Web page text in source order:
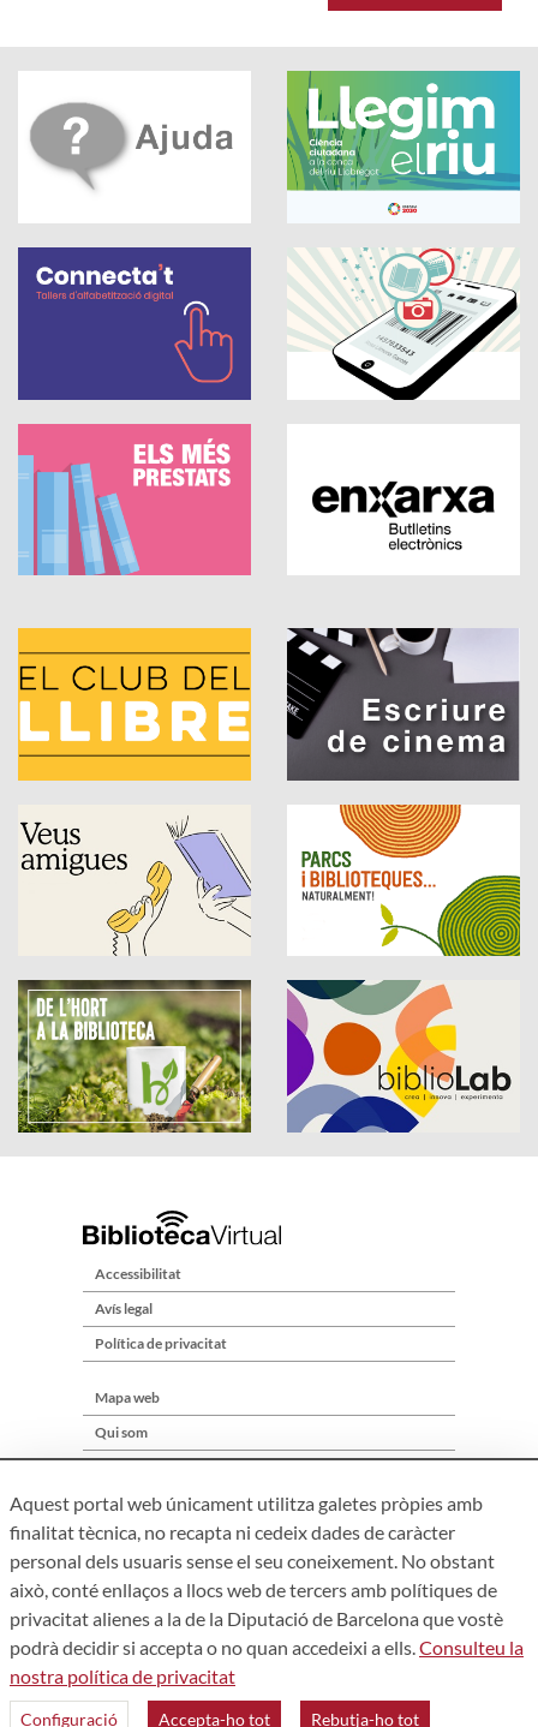
Accessibilitat
Avís legal
Política de privacitat
Mapa web
Qui som
Àrea de Cultura – Gerència de Serveis de Biblioteques. Zamora,
73. 08018 Barcelona. Tel: 934 022 241
Aquest portal web únicament utilitza galetes pròpies amb
finalitat tècnica, no recapta ni cedeix dades de caràcter
personal dels usuaris sense el seu coneixement. No obstant
això, conté enllaços a llocs web de tercers amb polítiques de
privacitat alienes a la de la Diputació de Barcelona que vostè
podrà decidir si accepta o no quan accedeixi a ells.Consulteu la
nostra política de privacitat
Configuració Accepta-ho tot Rebutja-ho tot